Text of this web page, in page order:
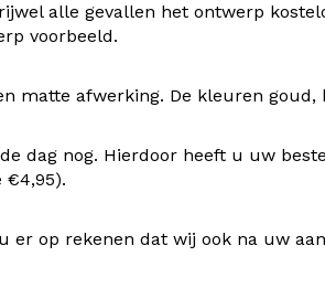
alle gevallen het ontwerp
voorbeeld.
matte afwerking. De kleuren
dag nog. Hierdoor heeft u uw
€4,95).
op rekenen dat wij ook na uw